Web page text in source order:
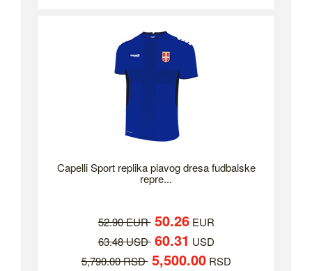
Capelli Sport replika plavog dresa fudbalske
repre...
52.90 EUR 50.26EUR
63.48 USD 60.31 USD
5,790.00 RSD 5,500.00RSD